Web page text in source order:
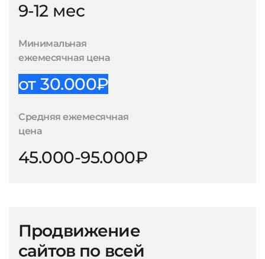
9-12 мес
Минимальная
ежемесячная цена
от 30.000₽
Средняя ежемесячная
цена
45.000-95.000₽
Продвижение
сайтов по всей